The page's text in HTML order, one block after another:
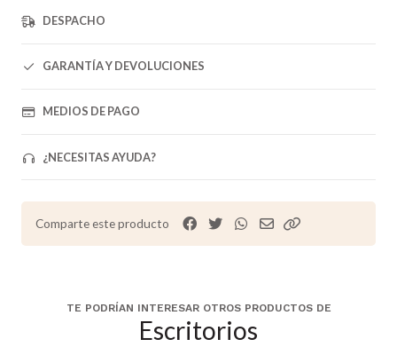
DESPACHO
GARANTÍA Y DEVOLUCIONES
MEDIOS DE PAGO
¿NECESITAS AYUDA?
Comparte este producto
TE PODRÍAN INTERESAR OTROS PRODUCTOS DE
Escritorios